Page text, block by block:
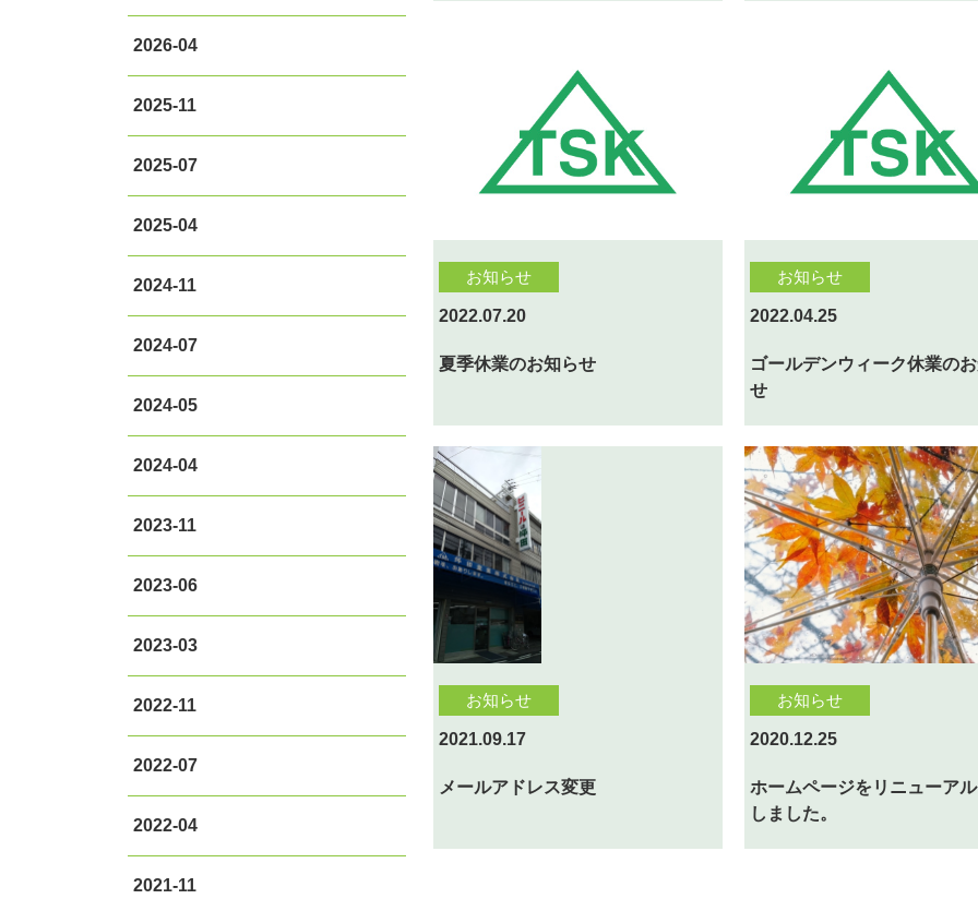
お知らせ
2022.07.20
夏季休業のお知らせ
お知らせ
2022.04.25
ゴールデンウィーク休業の
せ
お知らせ
2021.09.17
メールアドレス変更
お知らせ
2020.12.25
ホームページをリニューア
しました。
2026-04
2025-11
2025-07
2025-04
2024-11
2024-07
2024-05
2024-04
2023-11
2023-06
2023-03
2022-11
2022-07
2022-04
2021-11